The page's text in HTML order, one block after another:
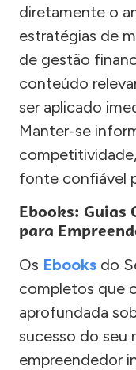
diretamente o
estratégias de
de gestão
conteúdo
ser aplicado
Manter-se
fonte confiável
Ebooks: Guias
para
Os Ebooks do
completos que
aprofundada
sucesso do seu
empreendedor